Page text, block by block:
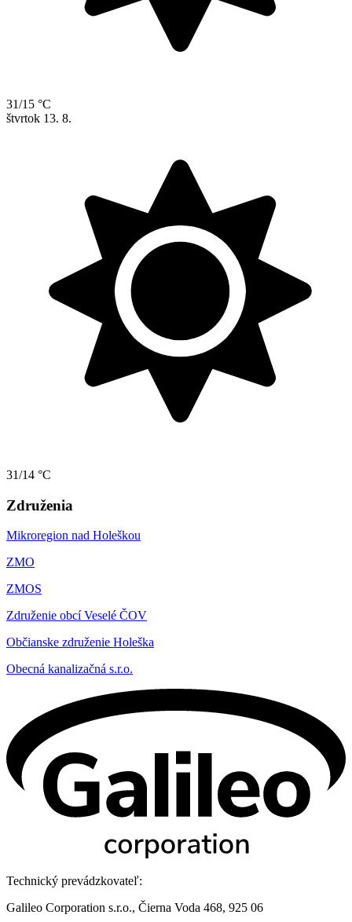
31/15 °C
štvrtok 13. 8.
31/14 °C
Združenia
Mikroregion nad Holeškou
ZMO
ZMOS
Združenie obcí Veselé ČOV
Občianske združenie Holeška
Obecná kanalizačná s.r.o.
Technický prevádzkovateľ:
Galileo Corporation s.r.o., Čierna Voda 468, 925 06